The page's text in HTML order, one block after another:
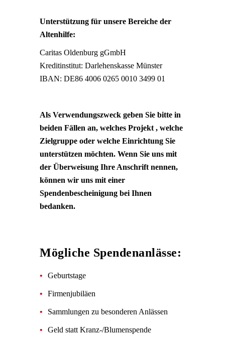
Unterstützung für unsere Bereiche der
Altenhilfe:
Caritas Oldenburg gGmbH
Kreditinstitut: Darlehenskasse Münster
IBAN: DE86 4006 0265 0010 3499 01
Als Verwendungszweck geben Sie bitte in
beiden Fällen an, welches Projekt , welche
Zielgruppe oder welche Einrichtung Sie
unterstützen möchten. Wenn Sie uns mit
der Überweisung Ihre Anschrift nennen,
können wir uns mit einer
Spendenbescheinigung bei Ihnen
bedanken.
Mögliche Spendenanlässe:
Geburtstage
Firmenjubiläen
Sammlungen zu besonderen Anlässen
Geld statt Kranz-/Blumenspende